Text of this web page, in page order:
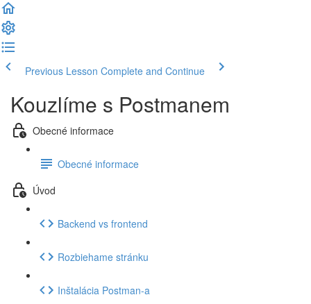
Previous Lesson Complete and Continue
Kouzlíme s Postmanem
Obecné informace
Obecné informace
Úvod
Backend vs frontend
Rozbiehame stránku
Inštalácia Postman-a